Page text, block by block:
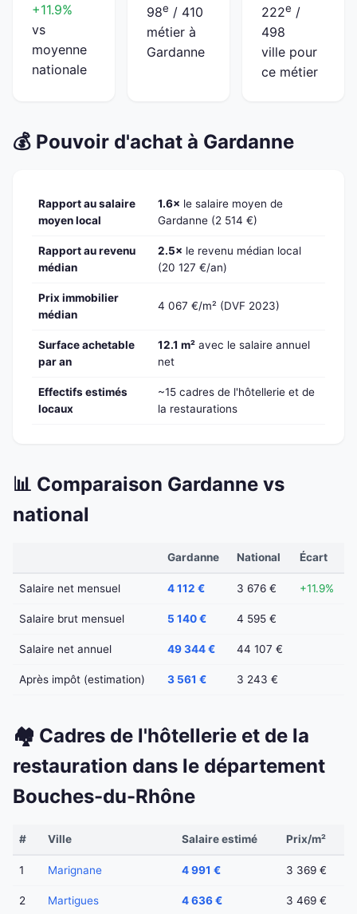
+11.9%
vs
moyenne
nationale
98e / 410
métier à
Gardanne
222e /
498
ville pour
ce métier
💰 Pouvoir d'achat à Gardanne
Rapport au salaire
moyen local
1.6× le salaire moyen de
Gardanne (2 514 €)
Rapport au revenu
médian
2.5× le revenu médian local
(20 127 €/an)
Prix immobilier
médian
4 067 €/m² (DVF 2023)
Surface achetable
par an
12.1 m² avec le salaire annuel
net
Effectifs estimés
locaux
~15 cadres de l'hôtellerie et de
la restaurations
📊 Comparaison Gardanne vs
national
Gardanne National Écart
Salaire net mensuel 4 112 € 3 676 € +11.9%
Salaire brut mensuel 5 140 € 4 595 €
Salaire net annuel 49 344 € 44 107 €
Après impôt (estimation) 3 561 € 3 243 €
🏘️ Cadres de l'hôtellerie et de la
restauration dans le département
Bouches-du-Rhône
# Ville Salaire estimé Prix/m²
1 Marignane 4 991 € 3 369 €
2 Martigues 4 636 € 3 469 €